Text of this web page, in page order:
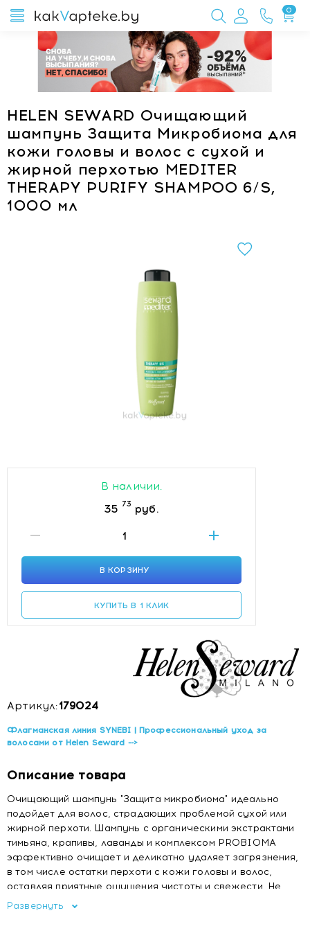
0
HELEN SEWARD Очищающий
шампунь Защита Микробиома для
кожи головы и волос с сухой и
жирной перхотью MEDITER
THERAPY PURIFY SHAMPOO 6/S,
1000 мл
В наличии.
35 73 руб.
В КОРЗИНУ
КУПИТЬ В 1 КЛИК
Артикул:179024
Флагманская линия SYNEBI | Профессиональный уход за
волосами от Helen Seward -->
Описание товара
Очищающий шампунь "Защита микробиома" идеально
подойдет для волос, страдающих проблемой сухой или
жирной перхоти. Шампунь с органическими экстрактами
тимьяна, крапивы, лаванды и комплексом PROBIOMA
эффективно очищает и деликатно удаляет загрязнения,
в том числе остатки перхоти с кожи головы и волос,
оставляя приятные ощущения чистоты и свежести. Не
стимулирует секрецию сальных желез, увлажняет кожу
Развернуть